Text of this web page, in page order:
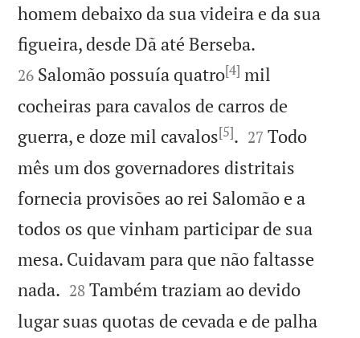
homem debaixo da sua videira e da sua
figueira, desde Dã até Berseba.
26 Salomão possuía quatro[4] mil
cocheiras para cavalos de carros de
guerra, e doze mil cavalos[5]. 

27 Todo
mês um dos governadores distritais
fornecia provisões ao rei Salomão e a
todos os que vinham participar de sua
mesa. Cuidavam para que não faltasse
nada. 

28 Também traziam ao devido
lugar suas quotas de cevada e de palha